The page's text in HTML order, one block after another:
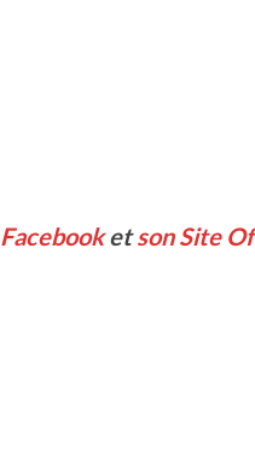
Facebooketson Site